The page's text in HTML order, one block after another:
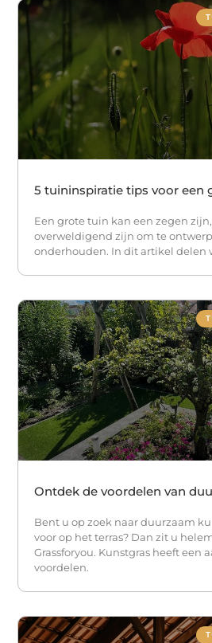
5 tuininspiratie tips voor een
Een grote tuin kan een zegen
overweldigend zijn om te
onderhouden. In dit artikel delen
Ontdek de voordelen van
Bent u op zoek naar duurzaam
voor op het terras? Dan zit u
Grassforyou. Kunstgras heeft een
voordelen.